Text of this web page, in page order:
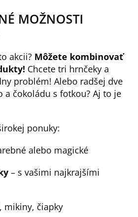
MOŽNOSTI
akcii? Môžete kombinovať
Chcete tri hrnčeky a
problém! Alebo radšej dve
a čokoládu s fotkou? Aj to je
ponuky:
alebo magické
– s vašimi najkrajšími
mikiny, čiapky